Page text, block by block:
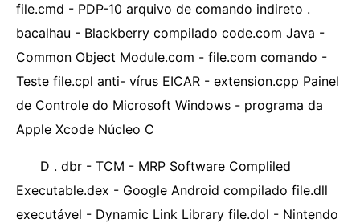
file.cmd - PDP-10 arquivo de comando indireto .
bacalhau - Blackberry compilado code.com Java -
Common Object Module.com - file.com comando -
Teste file.cpl anti- vírus EICAR - extension.cpp Painel
de Controle do Microsoft Windows - programa da
Apple Xcode Núcleo C
D . dbr - TCM - MRP Software Compliled
Executable.dex - Google Android compilado file.dll
executável - Dynamic Link Library file.dol - Nintendo